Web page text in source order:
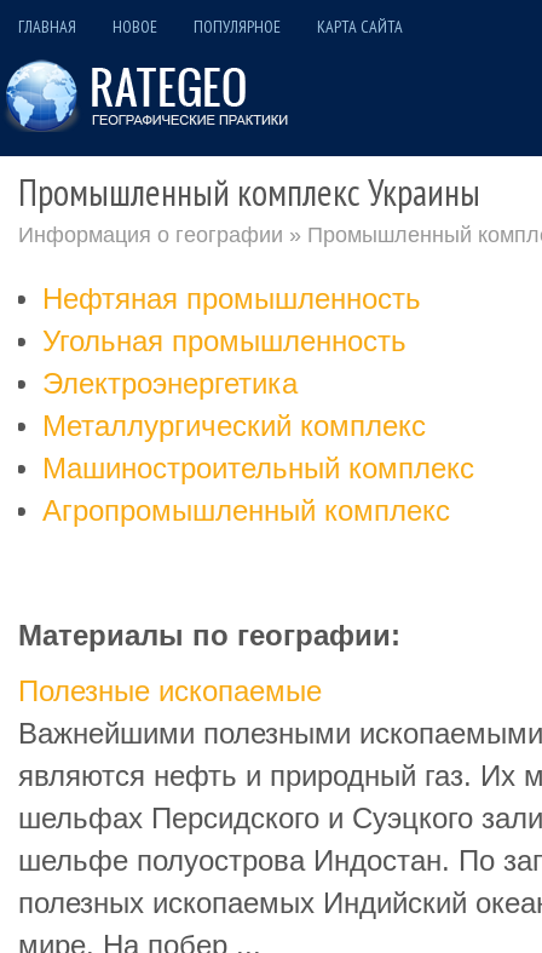
ГЛАВНАЯ НОВОЕ ПОПУЛЯРНОЕ КАРТА САЙТА
Промышленный комплекс Украины
Информация о географии » Промышленный
Нефтяная промышленность
Угольная промышленность
Электроэнергетика
Металлургический комплекс
Машиностроительный комплекс
Агропромышленный комплекс
Материалы по географии:
Полезные ископаемые
Важнейшими полезными ископаемыми
являются нефть и природный газ. Их
шельфах Персидского и Суэцкого
шельфе полуострова Индостан. По
полезных ископаемых Индийский
мире. На побер ...